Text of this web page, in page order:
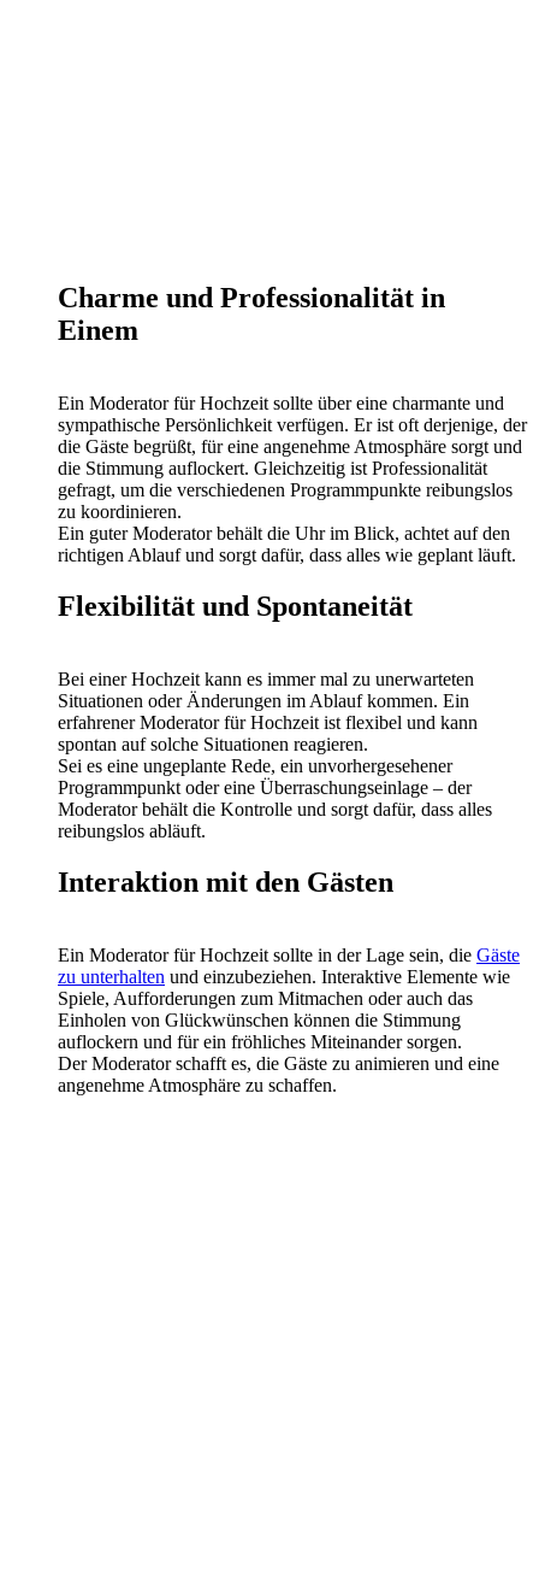
Charme und Professionalität in
Einem
Ein Moderator für Hochzeit sollte über eine charmante und
sympathische Persönlichkeit verfügen. Er ist oft derjenige, der
die Gäste begrüßt, für eine angenehme Atmosphäre sorgt und
die Stimmung auflockert. Gleichzeitig ist Professionalität
gefragt, um die verschiedenen Programmpunkte reibungslos
zu koordinieren.
Ein guter Moderator behält die Uhr im Blick, achtet auf den
richtigen Ablauf und sorgt dafür, dass alles wie geplant läuft.
Flexibilität und Spontaneität
Bei einer Hochzeit kann es immer mal zu unerwarteten
Situationen oder Änderungen im Ablauf kommen. Ein
erfahrener Moderator für Hochzeit ist flexibel und kann
spontan auf solche Situationen reagieren.
Sei es eine ungeplante Rede, ein unvorhergesehener
Programmpunkt oder eine Überraschungseinlage – der
Moderator behält die Kontrolle und sorgt dafür, dass alles
reibungslos abläuft.
Interaktion mit den Gästen
Ein Moderator für Hochzeit sollte in der Lage sein, die Gäste
zu unterhalten und einzubeziehen. Interaktive Elemente wie
Spiele, Aufforderungen zum Mitmachen oder auch das
Einholen von Glückwünschen können die Stimmung
auflockern und für ein fröhliches Miteinander sorgen.
Der Moderator schafft es, die Gäste zu animieren und eine
angenehme Atmosphäre zu schaffen.